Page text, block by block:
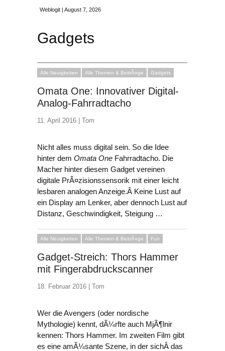
Weblogit | August 7, 2026
Gadgets
Alle Neuigkeiten Alle Themen & BeitrÃ¤ge Gadgets
Omata One: Innovativer Digital-
Analog-Fahrradtacho
11. April 2016 | Tom
Nicht alles muss digital sein. So die Idee
hinter dem Omata One Fahrradtacho. Die
Macher hinter diesem Gadget vereinen
digitale PrÃ¤zisionssensorik mit einer leicht
lesbaren analogen Anzeige.Â Keine Lust auf
ein Display am Lenker, aber dennoch Lust auf
Distanz, Geschwindigkeit, Steigung …
Alle Neuigkeiten Alle Themen & BeitrÃ¤ge Fun
Gadget-Streich: Thors Hammer
mit Fingerabdruckscanner
18. Februar 2016 | Tom
Wer die Avengers (oder nordische
Mythologie) kennt, dÃ¼rfte auch MjÃ¶lnir
kennen: Thors Hammer. Im zweiten Film gibt
es eine amÃ¼sante Szene, in der sichÂ das